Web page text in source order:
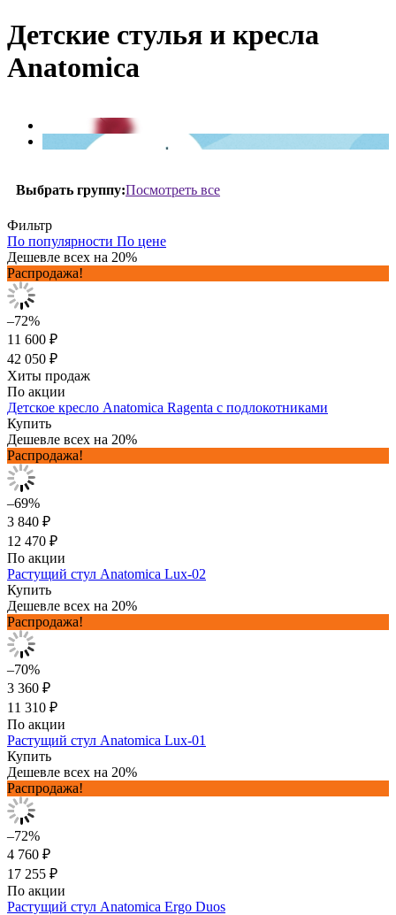
Детские стулья и кресла
Anatomica
Выбрать группу:Посмотреть все
Фильтр
По популярности По цене
Дешевле всех на 20%
Распродажа!
–72%
11 600 ₽
42 050 ₽
Хиты продаж
По акции
Детское кресло Anatomica Ragenta с подлокотниками
Купить
Дешевле всех на 20%
Распродажа!
–69%
3 840 ₽
12 470 ₽
По акции
Растущий стул Anatomica Lux-02
Купить
Дешевле всех на 20%
Распродажа!
–70%
3 360 ₽
11 310 ₽
По акции
Растущий стул Anatomica Lux-01
Купить
Дешевле всех на 20%
Распродажа!
–72%
4 760 ₽
17 255 ₽
По акции
Растущий стул Anatomica Ergo Duos